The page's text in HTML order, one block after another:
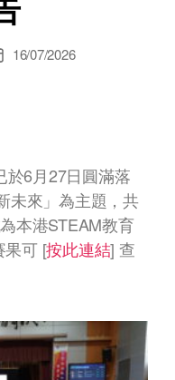
16/07/2026
於6 月 27日圓滿落
未來」為主題，共
本港STEAM教育
果可[按此連結] 查